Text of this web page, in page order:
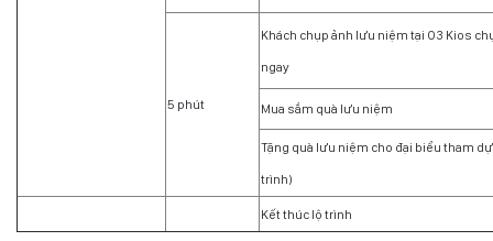
5 phút
Khách chụp ảnh lưu niệm tại 03 Kios
ngay
Mua sắm quà lưu niệm
Tặng quà lưu niệm cho đại biểu tham
trình)
Kết thúc lộ trình